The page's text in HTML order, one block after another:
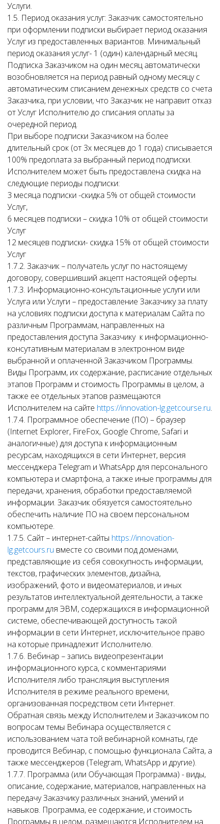
Услуги.
1.5. Период оказания услуг: Заказчик самостоятельно
при оформлении подписки выбирает период оказания
Услуг из предоставленных вариантов. Минимальный
период оказания услуг- 1 (один) календарный месяц.
Подписка Заказчиком на один месяц автоматически
возобновляется на период равный одному месяцу с
автоматическим списанием денежных средств со счета
Заказчика, при условии, что Заказчик не направит отказ
от Услуг Исполнителю до списания оплаты за
очередной период.
При выборе подписки Заказчиком на более
длительный срок (от 3х месяцев до 1 года) списывается
100% предоплата за выбранный период подписки.
Исполнителем может быть предоставлена скидка на
следующие периоды подписки:
3 месяца подписки -скидка 5% от общей стоимости
Услуг,
6 месяцев подписки – скидка 10% от общей стоимости
Услуг
12 месяцев подписки- скидка 15% от общей стоимости
Услуг
1.7.2. Заказчик – получатель услуг по настоящему
договору, совершивший акцепт настоящей оферты.
1.7.3. Информационно-консультационные услуги или
Услуга или Услуги – предоставление Заказчику за плату
на условиях подписки доступа к материалам Сайта по
различным Программам, направленных на
предоставления доступа Заказчику к информационно-
консутативным материалам в электронном виде
выбранной и оплаченной Заказчиком Программы.
Виды Программ, их содержание, расписание отдельных
этапов Программ и стоимость Программы в целом, а
также ее отдельных этапов размещаются
Исполнителем на сайте https://innovation-lg.getcourse.ru.
1.7.4. Программное обеспечение (ПО) – браузер
(Internet Explorer, FireFox, Google Chrome, Safari и
аналогичные) для доступа к информационным
ресурсам, находящихся в сети Интернет, версия
мессенджера Telegram и WhatsApp для персонального
компьютера и смартфона, а также иные программы для
передачи, хранения, обработки предоставляемой
информации. Заказчик обязуется самостоятельно
обеспечить наличие ПО на своем персональном
компьютере.
1.7.5. Сайт – интернет-сайты https://innovation-
lg.getcours.ru вместе со своими под доменами,
представляющие из себя совокупность информации,
текстов, графических элементов, дизайна,
изображений, фото и видеоматериалов, и иных
результатов интеллектуальной деятельности, а также
программ для ЭВМ, содержащихся в информационной
системе, обеспечивающей доступность такой
информации в сети Интернет, исключительное право
на которые принадлежит Исполнителю.
1.7.6. Вебинар – запись видеопрезентации
информационного курса, с комментариями
Исполнителя либо трансляция выступления
Исполнителя в режиме реального времени,
организованная посредством сети Интернет.
Обратная связь между Исполнителем и Заказчиком по
вопросам темы Вебинара осуществляется с
использованием чата той вебинарной комнаты, где
проводится Вебинар, с помощью функционала Сайта, а
также мессенджеров (Telegram, WhatsApp и другие).
1.7.7. Программа (или Обучающая Программа) - виды,
описание, содержание, материалов, направленных на
передачу Заказчику различных знаний, умений и
навыков. Программа, ее содержание, и стоимость
Программы в целом, размещаются Исполнителем на